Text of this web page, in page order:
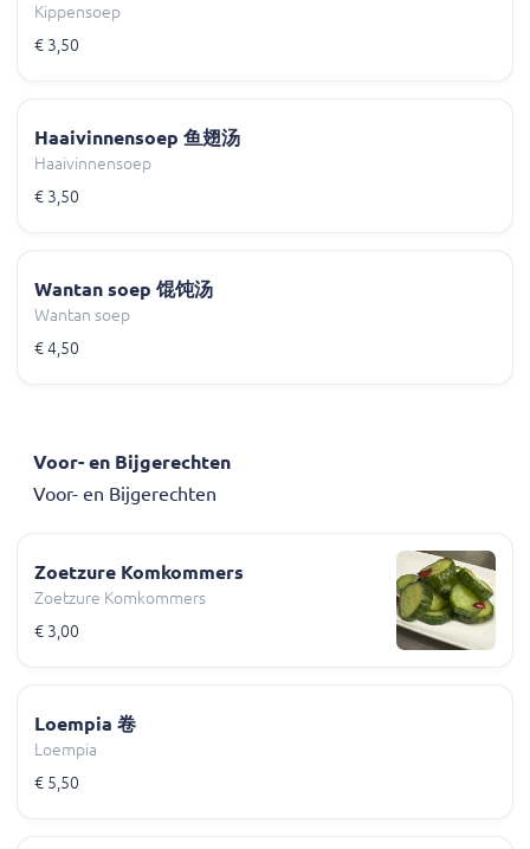
Kippensoep
€ 3,50
Haaivinnensoep 鱼翅汤
Haaivinnensoep
€ 3,50
Wantan soep 馄饨汤
Wantan soep
€ 4,50
Voor- en Bijgerechten
Voor- en Bijgerechten
Zoetzure Komkommers
Zoetzure Komkommers
€ 3,00
Loempia 卷
Loempia
€ 5,50